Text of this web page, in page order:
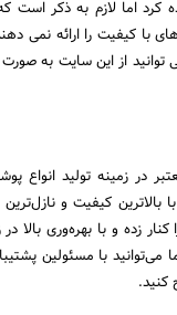
کرد اما لازم به ذکر است
کیفیت را ارائه نمی
توانید از این سایت به
در زمینه تولید انواع
بالاترین کیفیت و
زده و با بهره‌وری بالا
می‌توانید با مسئولین
کنید.